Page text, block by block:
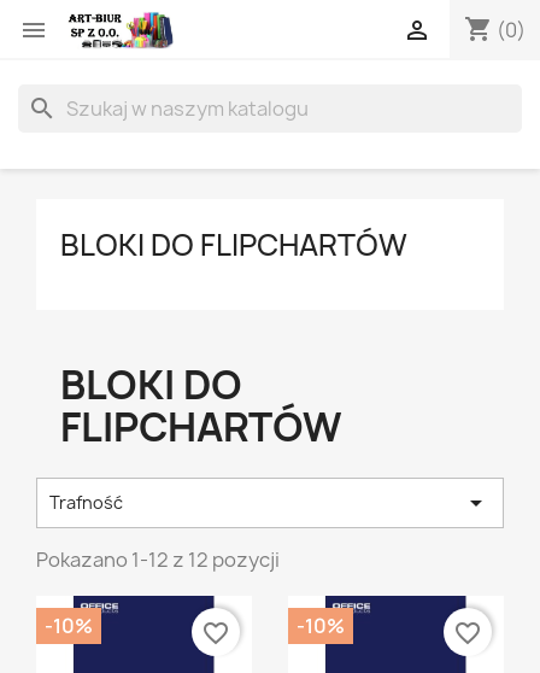
 shopping_cart (0)

search
BLOKI DO FLIPCHARTÓW
BLOKI DO
FLIPCHARTÓW
Trafność 
Pokazano 1-12 z 12 pozycji
-10% favorite_border -10% favorite_border